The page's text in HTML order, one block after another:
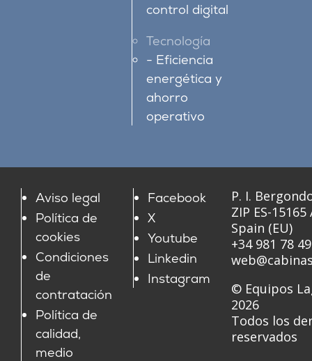
control digital
Tecnología
Eficiencia
energética y
ahorro
operativo
Aviso legal
Política de
cookies
Condiciones
de
contratación
Política de
calidad,
medio
Facebook
X
Youtube
Linkedin
Instagram
P. I.
ZIP ES-
Spain (EU)
+34 981 78
© Equipos
2026
Todos los
reservados